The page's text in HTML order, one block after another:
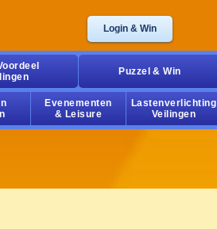
Login & Win
Puzzel & Win
Evenementen
& Leisure
Lastenverlichting
Veilingen